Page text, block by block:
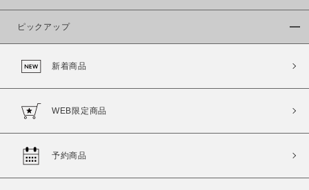
セール価格
在庫
在庫あり 在庫なし含む
ピックアップ
新着商品
WEB限定商品
予約商品